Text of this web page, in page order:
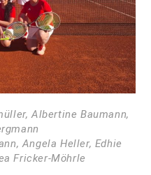
Albertine Baumann,
Angela Heller, Edhie
Fricker-Möhrle